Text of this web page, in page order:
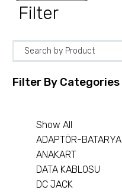
Filter
Filter By Categories
Show All
ADAPTÖR-BATARYA
ANAKART
DATA KABLOSU
DC JACK